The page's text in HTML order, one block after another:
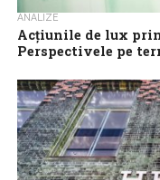
ANALIZE
Acțiunile de lux
Perspectivele pe
treilea, LVMH,
Vuitton, Dior, Sephora,